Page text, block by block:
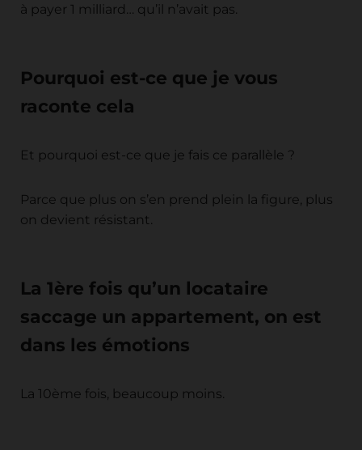
à payer 1 milliard… qu’il n’avait pas.
Pourquoi est-ce que je vous
raconte cela
Et pourquoi est-ce que je fais ce parallèle ?
Parce que plus on s’en prend plein la figure, plus
on devient résistant.
La 1ère fois qu’un locataire
saccage un appartement, on est
dans les émotions
La 10ème fois, beaucoup moins.